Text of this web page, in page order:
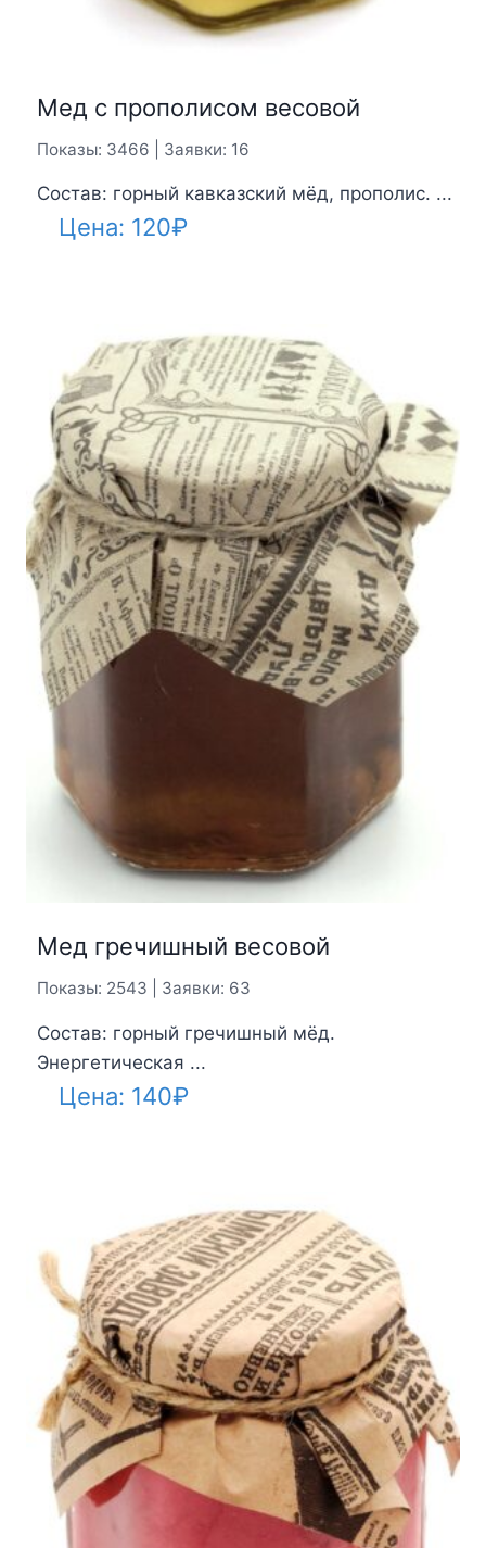
Мед с прополисом весовой
Показы: 3466 | Заявки: 16
Состав: горный кавказский мёд, прополис. ...
Цена: 120₽
Мед гречишный весовой
Показы: 2543 | Заявки: 63
Состав: горный гречишный мёд.
Энергетическая ...
Цена: 140₽